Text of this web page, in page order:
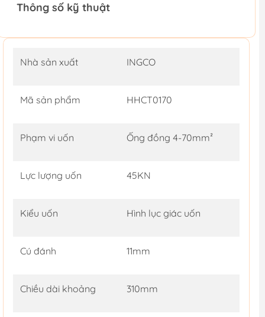
Thông số kỹ thuật
Nhà sản xuất INGCO
Mã sản phẩm HHCT0170
Phạm vi uốn Ống đồng 4-70mm²
Lực lượng uốn 45KN
Kiểu uốn Hình lục giác uốn
Cú đánh 11mm
Chiều dài khoảng 310mm